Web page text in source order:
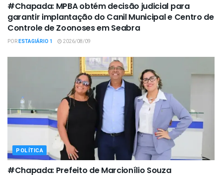
#Chapada: MPBA obtém decisão judicial para
garantir implantação do Canil Municipal e Centro de
Controle de Zoonoses em Seabra
PORESTAGIÁRIO 1 2026/08/09
POLÍTICA
#Chapada: Prefeito de Marcionílio Souza